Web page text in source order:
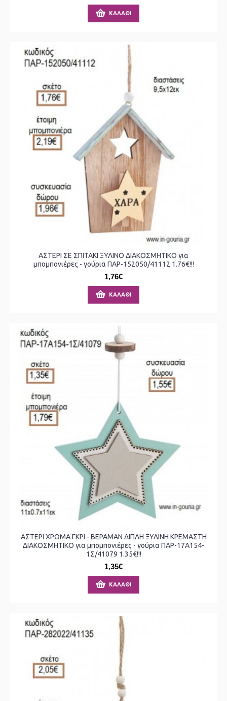
ΚΑΛΆΘΙ
ΑΣΤΕΡΙ ΣΕ ΣΠΙΤΑΚΙ ΞΥΛΙΝΟ ΔΙΑΚΟΣΜΗΤΙΚΟ για
μπομπονιέρες - γούρια ΠΑΡ-152050/41112 1.76€!!!
1,76€
ΚΑΛΆΘΙ
ΑΣΤΕΡΙ ΧΡΩΜΑ ΓΚΡΙ - ΒΕΡΑΜΑΝ ΔΙΠΛΗ ΞΥΛΙΝΗ ΚΡΕΜΑΣΤΗ
ΔΙΑΚΟΣΜΗΤΙΚΟ για μπομπονιέρες - γούρια ΠΑΡ-17Α154-
1Σ/41079 1.35€!!!
1,35€
ΚΑΛΆΘΙ